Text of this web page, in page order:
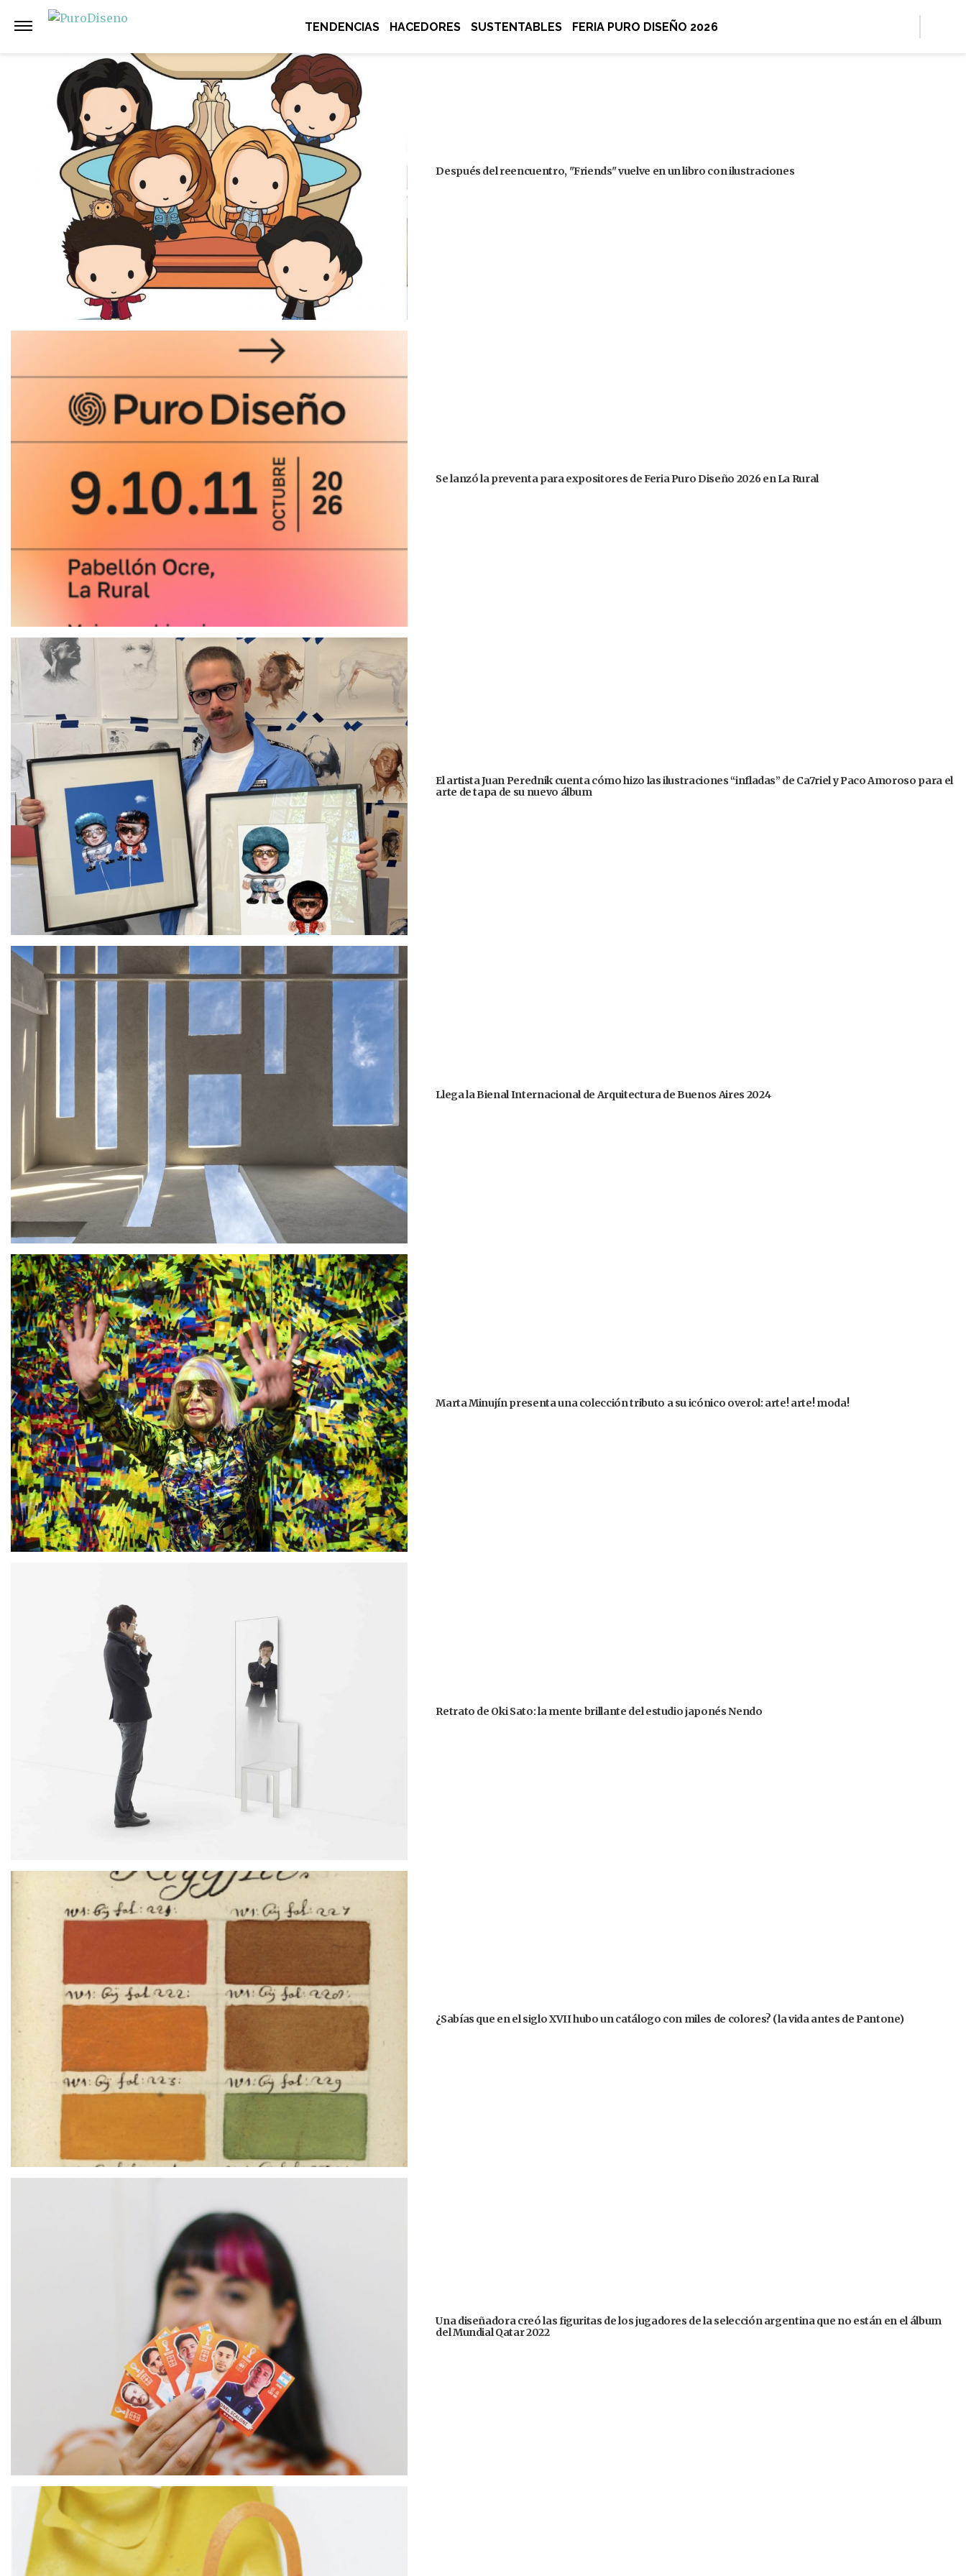
TENDENCIAS HACEDORES SUSTENTABLES FERIA PURO DISEÑO 2026
Anterior
Después del reencuentro, "Friends" vuelve en un libro con ilustraciones
Se lanzó la preventa para expositores de Feria Puro Diseño 2026 en La Rural
El artista Juan Perednik cuenta cómo hizo las ilustraciones “infladas” de Ca7riel y Paco Amoroso para el
arte de tapa de su nuevo álbum
Llega la Bienal Internacional de Arquitectura de Buenos Aires 2024
Marta Minujín presenta una colección tributo a su icónico overol: arte! arte! moda!
Retrato de Oki Sato: la mente brillante del estudio japonés Nendo
¿Sabías que en el siglo XVII hubo un catálogo con miles de colores? (la vida antes de Pantone)
Una diseñadora creó las figuritas de los jugadores de la selección argentina que no están en el álbum
del Mundial Qatar 2022
Siguiente